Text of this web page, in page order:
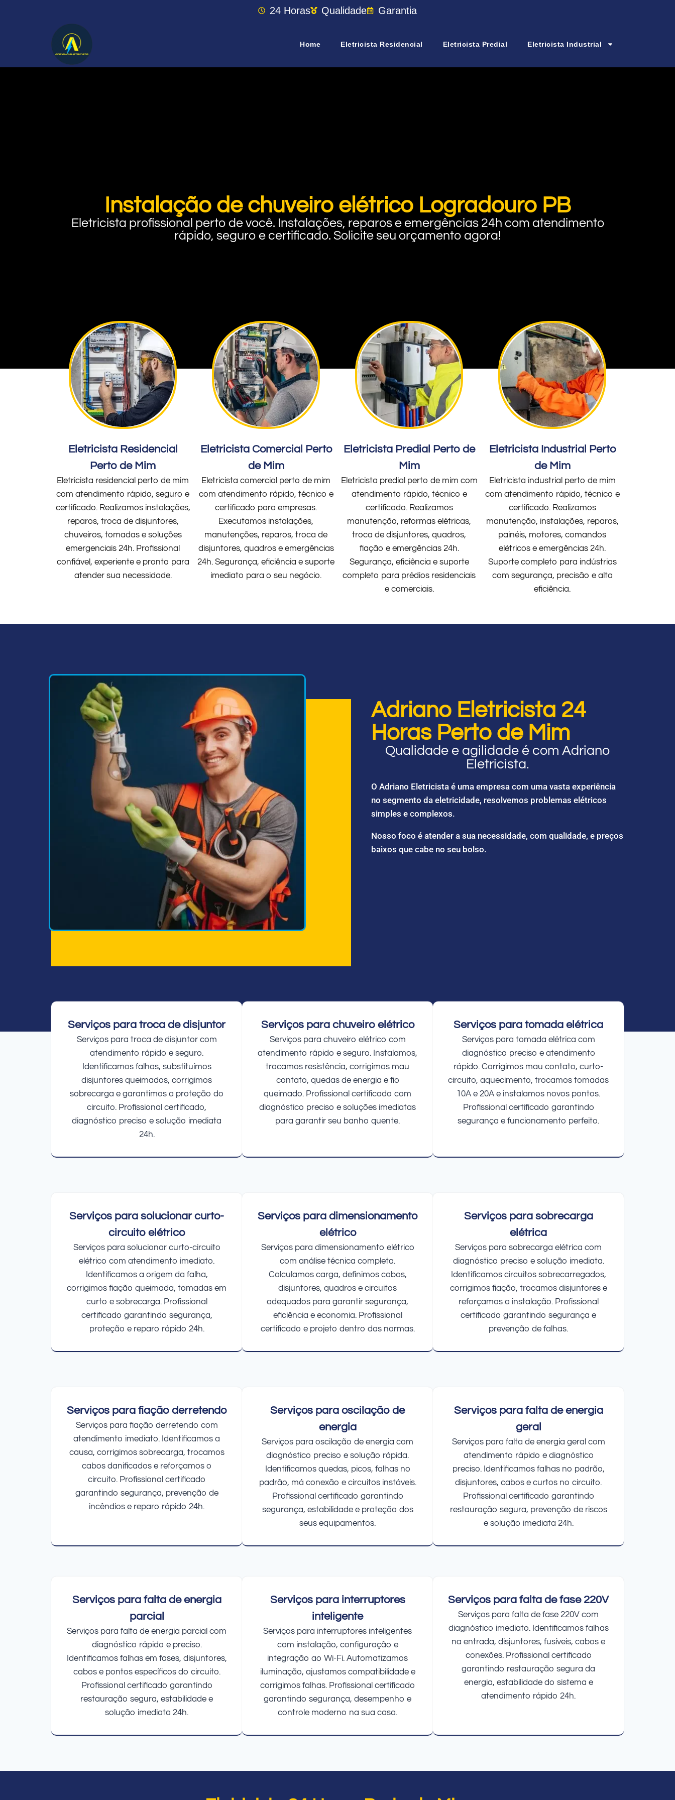
24 Horas Qualidade Garantia
Home Eletricista Residencial Eletricista Predial Eletricista Industrial
Instalação de chuveiro elétrico Logradouro PB
Eletricista profissional perto de você. Instalações, reparos e emergências 24h com atendimento
rápido, seguro e certificado. Solicite seu orçamento agora!
Eletricista Residencial
Perto de Mim
Eletricista residencial perto de mim
com atendimento rápido, seguro e
certificado. Realizamos instalações,
reparos, troca de disjuntores,
chuveiros, tomadas e soluções
emergenciais 24h. Profissional
confiável, experiente e pronto para
atender sua necessidade.
Eletricista Comercial Perto
de Mim
Eletricista comercial perto de mim
com atendimento rápido, técnico e
certificado para empresas.
Executamos instalações,
manutenções, reparos, troca de
disjuntores, quadros e emergências
24h. Segurança, eficiência e suporte
imediato para o seu negócio.
Eletricista Predial Perto de
Mim
Eletricista predial perto de mim com
atendimento rápido, técnico e
certificado. Realizamos
manutenção, reformas elétricas,
troca de disjuntores, quadros,
fiação e emergências 24h.
Segurança, eficiência e suporte
completo para prédios residenciais
e comerciais.
Eletricista Industrial Perto
de Mim
Eletricista industrial perto de mim
com atendimento rápido, técnico e
certificado. Realizamos
manutenção, instalações, reparos,
painéis, motores, comandos
elétricos e emergências 24h.
Suporte completo para indústrias
com segurança, precisão e alta
eficiência.
Adriano Eletricista 24
Horas Perto de Mim
Qualidade e agilidade é com Adriano
Eletricista.
O Adriano Eletricista é uma empresa com uma vasta experiência
no segmento da eletricidade, resolvemos problemas elétricos
simples e complexos.
Nosso foco é atender a sua necessidade, com qualidade, e preços
baixos que cabe no seu bolso.
Serviços para troca de disjuntor
Serviços para troca de disjuntor com
atendimento rápido e seguro.
Identificamos falhas, substituímos
disjuntores queimados, corrigimos
sobrecarga e garantimos a proteção do
circuito. Profissional certificado,
diagnóstico preciso e solução imediata
24h.
Serviços para chuveiro elétrico
Serviços para chuveiro elétrico com
atendimento rápido e seguro. Instalamos,
trocamos resistência, corrigimos mau
contato, quedas de energia e fio
queimado. Profissional certificado com
diagnóstico preciso e soluções imediatas
para garantir seu banho quente.
Serviços para tomada elétrica
Serviços para tomada elétrica com
diagnóstico preciso e atendimento
rápido. Corrigimos mau contato, curto-
circuito, aquecimento, trocamos tomadas
10A e 20A e instalamos novos pontos.
Profissional certificado garantindo
segurança e funcionamento perfeito.
Serviços para solucionar curto-
circuito elétrico
Serviços para solucionar curto-circuito
elétrico com atendimento imediato.
Identificamos a origem da falha,
corrigimos fiação queimada, tomadas em
curto e sobrecarga. Profissional
certificado garantindo segurança,
proteção e reparo rápido 24h.
Serviços para dimensionamento
elétrico
Serviços para dimensionamento elétrico
com análise técnica completa.
Calculamos carga, definimos cabos,
disjuntores, quadros e circuitos
adequados para garantir segurança,
eficiência e economia. Profissional
certificado e projeto dentro das normas.
Serviços para sobrecarga
elétrica
Serviços para sobrecarga elétrica com
diagnóstico preciso e solução imediata.
Identificamos circuitos sobrecarregados,
corrigimos fiação, trocamos disjuntores e
reforçamos a instalação. Profissional
certificado garantindo segurança e
prevenção de falhas.
Serviços para fiação derretendo
Serviços para fiação derretendo com
atendimento imediato. Identificamos a
causa, corrigimos sobrecarga, trocamos
cabos danificados e reforçamos o
circuito. Profissional certificado
garantindo segurança, prevenção de
incêndios e reparo rápido 24h.
Serviços para oscilação de
energia
Serviços para oscilação de energia com
diagnóstico preciso e solução rápida.
Identificamos quedas, picos, falhas no
padrão, má conexão e circuitos instáveis.
Profissional certificado garantindo
segurança, estabilidade e proteção dos
seus equipamentos.
Serviços para falta de energia
geral
Serviços para falta de energia geral com
atendimento rápido e diagnóstico
preciso. Identificamos falhas no padrão,
disjuntores, cabos e curtos no circuito.
Profissional certificado garantindo
restauração segura, prevenção de riscos
e solução imediata 24h.
Serviços para falta de energia
parcial
Serviços para falta de energia parcial com
diagnóstico rápido e preciso.
Identificamos falhas em fases, disjuntores,
cabos e pontos específicos do circuito.
Profissional certificado garantindo
restauração segura, estabilidade e
solução imediata 24h.
Serviços para interruptores
inteligente
Serviços para interruptores inteligentes
com instalação, configuração e
integração ao Wi-Fi. Automatizamos
iluminação, ajustamos compatibilidade e
corrigimos falhas. Profissional certificado
garantindo segurança, desempenho e
controle moderno na sua casa.
Serviços para falta de fase 220V
Serviços para falta de fase 220V com
diagnóstico imediato. Identificamos falhas
na entrada, disjuntores, fusíveis, cabos e
conexões. Profissional certificado
garantindo restauração segura da
energia, estabilidade do sistema e
atendimento rápido 24h.